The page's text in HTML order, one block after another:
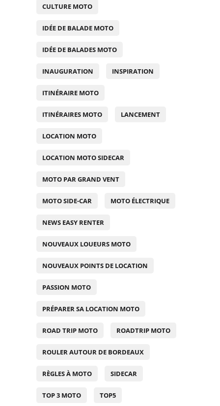
CULTURE MOTO
IDÉE DE BALADE MOTO
IDÉE DE BALADES MOTO
INAUGURATION INSPIRATION
ITINÉRAIRE MOTO
ITINÉRAIRES MOTO LANCEMENT
LOCATION MOTO
LOCATION MOTO SIDECAR
MOTO PAR GRAND VENT
MOTO SIDE-CAR MOTO ÉLECTRIQUE
NEWS EASY RENTER
NOUVEAUX LOUEURS MOTO
NOUVEAUX POINTS DE LOCATION
PASSION MOTO
PRÉPARER SA LOCATION MOTO
ROAD TRIP MOTO ROADTRIP MOTO
ROULER AUTOUR DE BORDEAUX
RÈGLES À MOTO SIDECAR
TOP 3 MOTO TOP5